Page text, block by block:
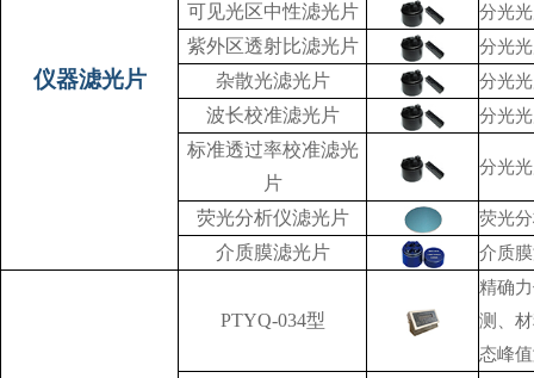
仪器滤光片
可见光区中性滤光片 分光
紫外区透射比滤光片 分光
杂散光滤光片 分光
波长校准滤光片 分光
标准透过率校准滤光
片
分光
荧光分析仪滤光片 荧光
介质膜滤光片 介质
PTYQ-034型
精确
测、
态峰